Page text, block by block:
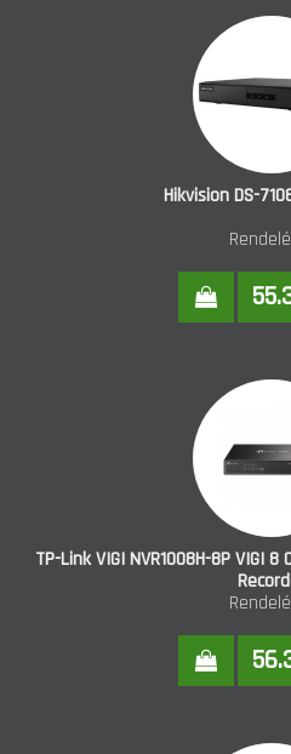
Hikvision DS-
TP-Link VIGI NVR1008H-8P VIGI